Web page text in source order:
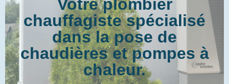
Votre plombier
chauffagiste spécialisé
dans la pose de
chaudières et pompes à
chaleur.